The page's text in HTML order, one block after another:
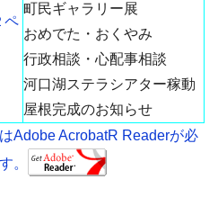
ペ
町民ギャラリー展
おめでた・おくやみ
行政相談・心配事相談
河口湖ステラシアター稼動
屋根完成のお知らせ
Adobe AcrobatR Readerが必
。